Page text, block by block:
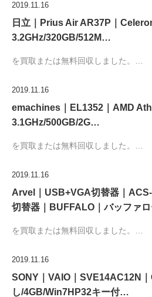
2019.11.16
日立｜Prius Air AR37P｜
3.2GHz/320GB/512M…
を買取または無料回収しました。…
2019.11.16
emachines｜EL1352｜AMD
3.1GHz/500GB/2G…
を買取または無料回収しました。…
2019.11.16
Arvel｜USB+VGA切替器｜
切替器｜BUFFALO｜バッファ
を買取または無料回収しました。…
2019.11.16
SONY｜VAIO｜SVE14AC12N
し/4GB/Win7HP32キー付…